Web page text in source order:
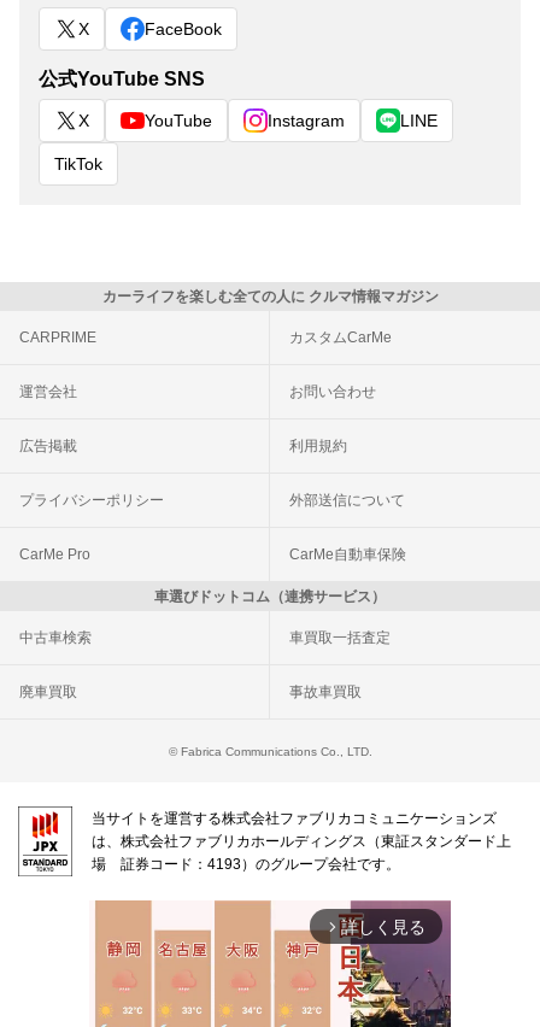
X FaceBook
公式YouTube SNS
X YouTube Instagram LINE
TikTok
カーライフを楽しむ全ての人に クルマ情報マガジン
CARPRIME カスタムCarMe
運営会社 お問い合わせ
広告掲載 利用規約
プライバシーポリシー 外部送信について
CarMe Pro CarMe自動車保険
車選びドットコム（連携サービス）
中古車検索 車買取一括査定
廃車買取 事故車買取
© Fabrica Communications Co., LTD.
当サイトを運営する株式会社ファブリカコミュニケーションズ
は、株式会社ファブリカホールディングス（東証スタンダード上
場 証券コード：4193）のグループ会社です。
arrow_forward_ios 詳しく見る